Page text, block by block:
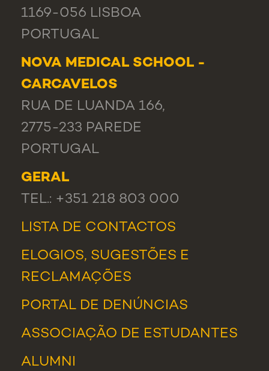
1169-056 LISBOA
PORTUGAL
NOVA MEDICAL SCHOOL -
CARCAVELOS
RUA DE LUANDA 166,
2775-233 PAREDE
PORTUGAL
GERAL
TEL.: +351 218 803 000
LISTA DE CONTACTOS
ELOGIOS, SUGESTÕES E
RECLAMAÇÕES
PORTAL DE DENÚNCIAS
ASSOCIAÇÃO DE ESTUDANTES
ALUMNI